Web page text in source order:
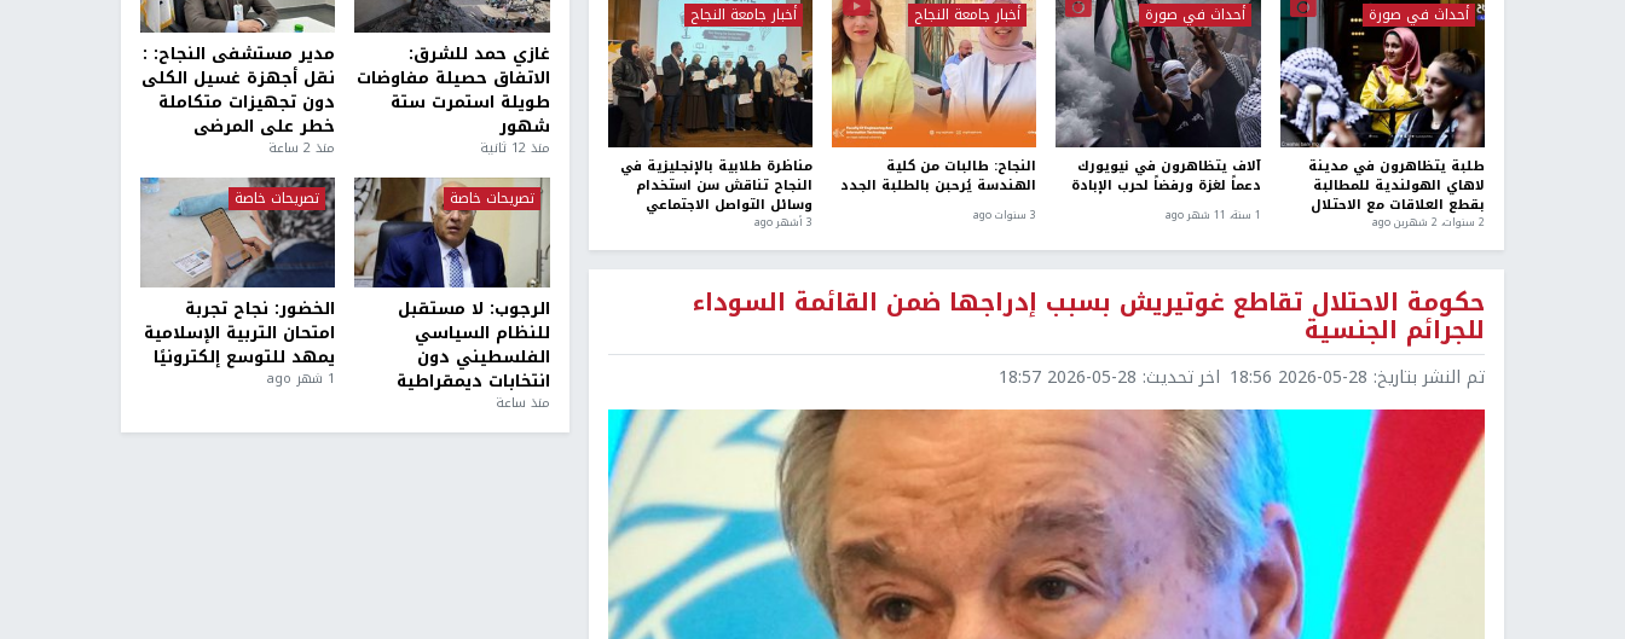
أحداث في صورة
طلبة يتظاهرون في مدينة
لاهاي الهولندية للمطالبة
بقطع العلاقات مع الاحتلال
2 سنوات، 2 شهرين ago
أحداث في صورة
آلاف يتظاهرون في نيويورك
دعماً لغزة ورفضاً لحرب الإبادة
1 سنة، 11 شهر ago
أخبار جامعة النجاح
النجاح: طالبات من كلية
الهندسة يُرحبن بالطلبة الجدد
3 سنوات ago
أخبار جامعة النجاح
مناظرة طلابية بالإنجليزية في
النجاح تناقش سن استخدام
وسائل التواصل الاجتماعي
3 أشهر ago
حكومة الاحتلال تقاطع غوتيريش بسبب إدراجها ضمن القائمة السوداء
للجرائم الجنسية
تم النشر بتاريخ: 2026-05-28 18:56 اخر تحديث: 2026-05-28 18:57
غازي حمد للشرق:
الاتفاق حصيلة مفاوضات
طويلة استمرت ستة
شهور
منذ 12 ثانية
مدير مستشفى النجاح: :
نقل أجهزة غسيل الكلى
دون تجهيزات متكاملة
خطر على المرضى
منذ 2 ساعة
تصريحات خاصة
الرجوب: لا مستقبل
للنظام السياسي
الفلسطيني دون
انتخابات ديمقراطية
منذ ساعة
تصريحات خاصة
الخضور: نجاح تجربة
امتحان التربية الإسلامية
يمهد للتوسع إلكترونيًا
1 شهر ago